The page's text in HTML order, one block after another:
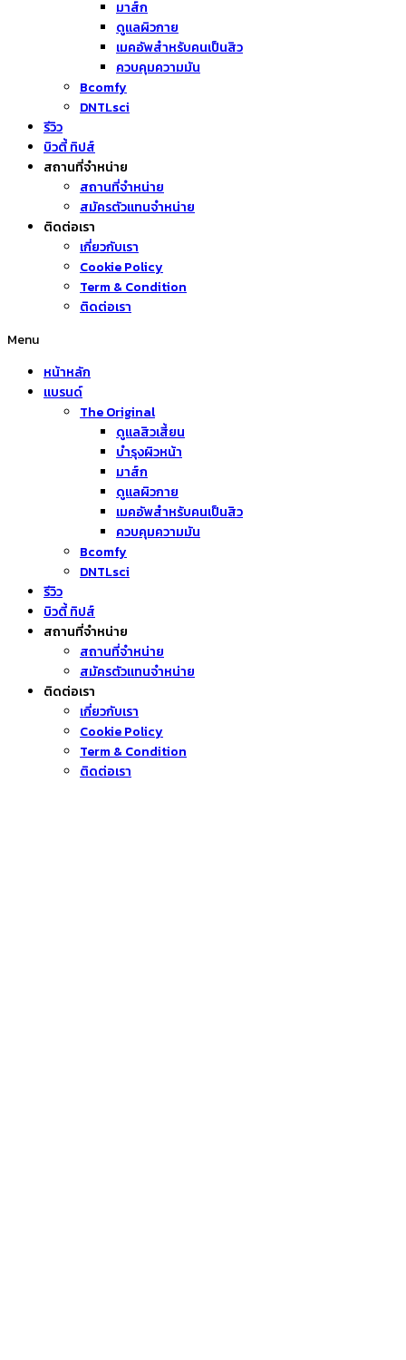
มาส์ก
ดูแลผิวกาย
เมคอัพสำหรับคนเป็นสิว
ควบคุมความมัน
Bcomfy
DNTLsci
รีวิว
บิวตี้ ทิปส์
สถานที่จำหน่าย
สถานที่จำหน่าย
สมัครตัวแทนจำหน่าย
ติดต่อเรา
เกี่ยวกับเรา
Cookie Policy
Term & Condition
ติดต่อเรา
Menu
หน้าหลัก
แบรนด์
The Original
ดูแลสิวเสี้ยน
บำรุงผิวหน้า
มาส์ก
ดูแลผิวกาย
เมคอัพสำหรับคนเป็นสิว
ควบคุมความมัน
Bcomfy
DNTLsci
รีวิว
บิวตี้ ทิปส์
สถานที่จำหน่าย
สถานที่จำหน่าย
สมัครตัวแทนจำหน่าย
ติดต่อเรา
เกี่ยวกับเรา
Cookie Policy
Term & Condition
ติดต่อเรา